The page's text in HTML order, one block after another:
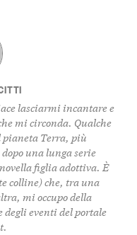
lasciarmi incantare e
mi circonda. Qualche
Terra, più
una lunga serie
figlia adottiva. È
colline) che, tra una
mi occupo della
degli eventi del portale